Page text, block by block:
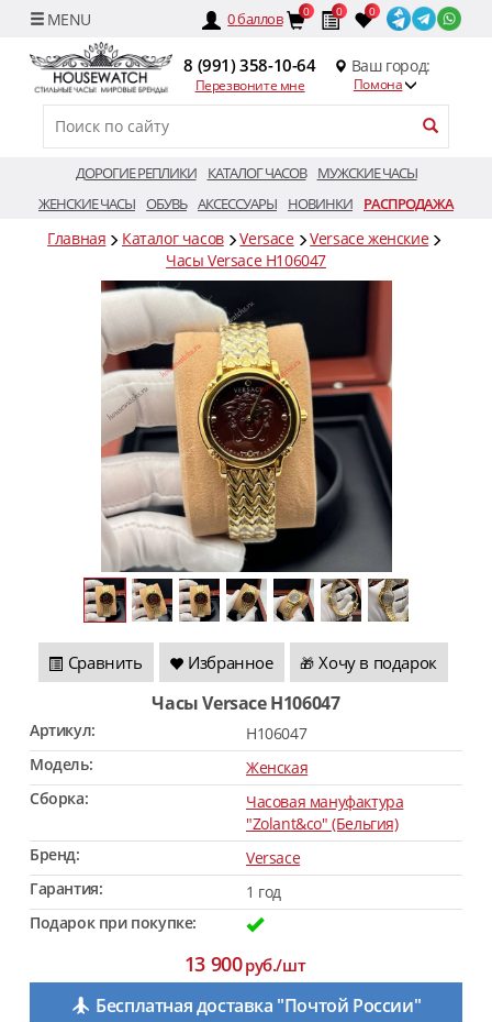
0баллов 0 0 0
8 (991) 358-10-64
Перезвоните мне
Ваш город:
Помона
ДОРОГИЕ РЕПЛИКИ КАТАЛОГ ЧАСОВ
МУЖСКИЕ ЧАСЫ
ЖЕНСКИЕ ЧАСЫ ОБУВЬ АКСЕССУАРЫ НОВИНКИ РАСПРОДАЖА
Главная Каталог часов Versace
Versace женские
Часы Versace H106047
Сравнить Избранное 🎁 Хочу в подарок
Часы Versace H106047
Артикул:
H106047
Модель:
Женская
Сборка:
Часовая мануфактура
"Zolant&co" (Бельгия)
Бренд:
Versace
Гарантия:
1 год
Подарок при покупке:
13 900руб./шт
Бесплатная доставка "Почтой России"